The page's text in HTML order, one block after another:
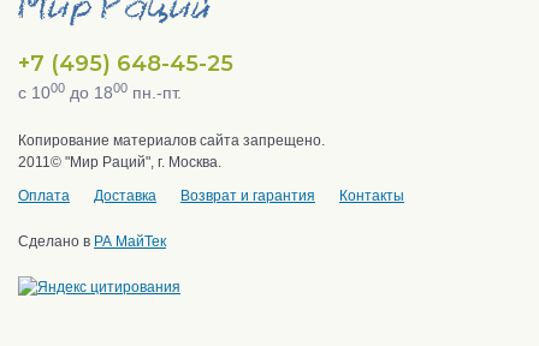
+7 (495) 648-45-25
с 1000 до 1800 пн.-пт.
Копирование материалов сайта запрещено.
2011© "Мир Раций", г. Москва.
Оплата
Доставка Возврат и гарантия Контакты
Сделано в РА МайТек